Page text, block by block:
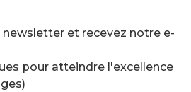
newsletter et recevez notre e-
pour atteindre l'excellence